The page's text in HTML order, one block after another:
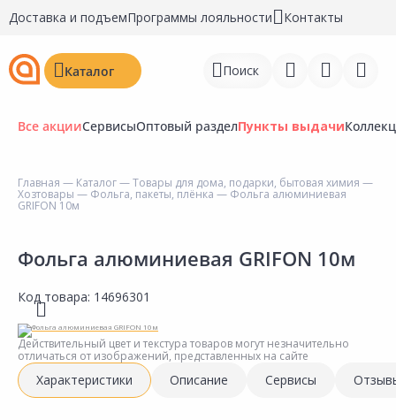
Доставка и подъемПрограммы лояльности Контакты
Каталог Поиск
Войти
Недавно просмотренные
товары
Все акцииСервисыОптовый разделПункты выдачи
Главная — Каталог—Товары для дома, подарки, бытовая химия —
Хозтовары — Фольга, пакеты, плёнка — Фольга алюминиевая
GRIFON 10м
Фольга алюминиевая GRIFON 10м
Код товара: 14696301
Действительный цвет и текстура товаров могут незначительно
отличаться от изображений, представленных на сайте
Характеристики Описание Сервисы